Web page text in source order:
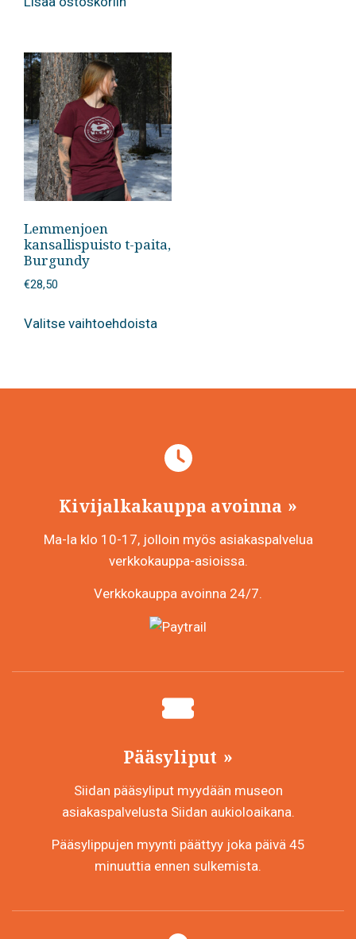
Lemmenjoen
kansallispuisto t-paita,
Burgundy
€28,50
Valitse vaihtoehdoistatuotteella
valinnat
sivulla.
Kivijalkakauppa avoinna
Ma-la klo 10-17, jolloin myös asiakaspalvelua
verkkokauppa-asioissa.
Verkkokauppa avoinna 24/7.
Pääsyliput
Siidan pääsyliput myydään museon
asiakaspalvelusta Siidan aukioloaikana.
Pääsylippujen myynti päättyy joka päivä 45
minuuttia ennen sulkemista.